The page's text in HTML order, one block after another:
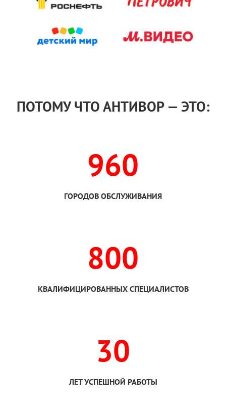
ПОТОМУ ЧТО АНТИВОР — ЭТО:
960
ГОРОДОВ ОБСЛУЖИВАНИЯ
800
КВАЛИФИЦИРОВАННЫХ СПЕЦИАЛИСТОВ
30
ЛЕТ УСПЕШНОЙ РАБОТЫ